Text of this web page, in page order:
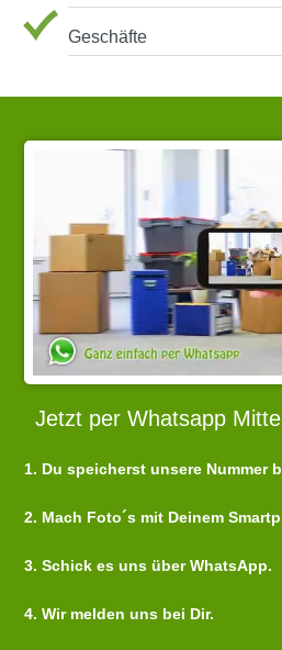
Geschäfte
Jetzt per Whatsapp
1. Du speicherst unsere Nummer
2. Mach Foto´s mit Deinem
3. Schick es uns über WhatsApp.
4. Wir melden uns bei Dir.